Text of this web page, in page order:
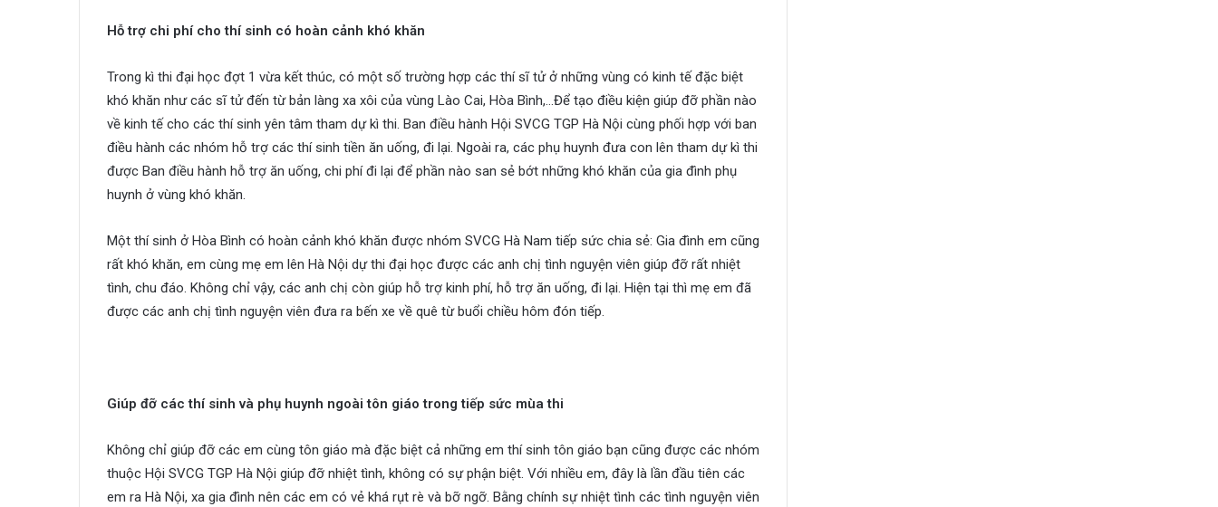
Hỗ trợ chi phí cho thí sinh có hoàn cảnh khó khăn
Trong kì thi đại học đợt 1 vừa kết thúc, có một số trường hợp các thí sĩ tử ở những vùng có kinh tế đặc biệt
khó khăn như các sĩ tử đến từ bản làng xa xôi của vùng Lào Cai, Hòa Bình,…Để tạo điều kiện giúp đỡ phần nào
về kinh tế cho các thí sinh yên tâm tham dự kì thi. Ban điều hành Hội SVCG TGP Hà Nội cùng phối hợp với ban
điều hành các nhóm hỗ trợ các thí sinh tiền ăn uống, đi lại. Ngoài ra, các phụ huynh đưa con lên tham dự kì thi
được Ban điều hành hỗ trợ ăn uống, chi phí đi lại để phần nào san sẻ bớt những khó khăn của gia đình phụ
huynh ở vùng khó khăn.
Một thí sinh ở Hòa Bình có hoàn cảnh khó khăn được nhóm SVCG Hà Nam tiếp sức chia sẻ: Gia đình em cũng
rất khó khăn, em cùng mẹ em lên Hà Nội dự thi đại học được các anh chị tình nguyện viên giúp đỡ rất nhiệt
tình, chu đáo. Không chỉ vậy, các anh chị còn giúp hỗ trợ kinh phí, hỗ trợ ăn uống, đi lại. Hiện tại thì mẹ em đã
được các anh chị tình nguyện viên đưa ra bến xe về quê từ buổi chiều hôm đón tiếp.
Giúp đỡ các thí sinh và phụ huynh ngoài tôn giáo trong tiếp sức mùa thi
Không chỉ giúp đỡ các em cùng tôn giáo mà đặc biệt cả những em thí sinh tôn giáo bạn cũng được các nhóm
thuộc Hội SVCG TGP Hà Nội giúp đỡ nhiệt tình, không có sự phận biệt. Với nhiều em, đây là lần đầu tiên các
em ra Hà Nội, xa gia đình nên các em có vẻ khá rụt rè và bỡ ngỡ. Bằng chính sự nhiệt tình các tình nguyện viên